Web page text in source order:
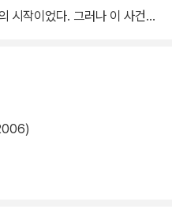
시작이었다. 그러나 이 사건은
틴 펠리섹은 평소 취재를 위
윈터를 통해 1985년 첫 사건
수면 위로 떠올리기 위해 노력